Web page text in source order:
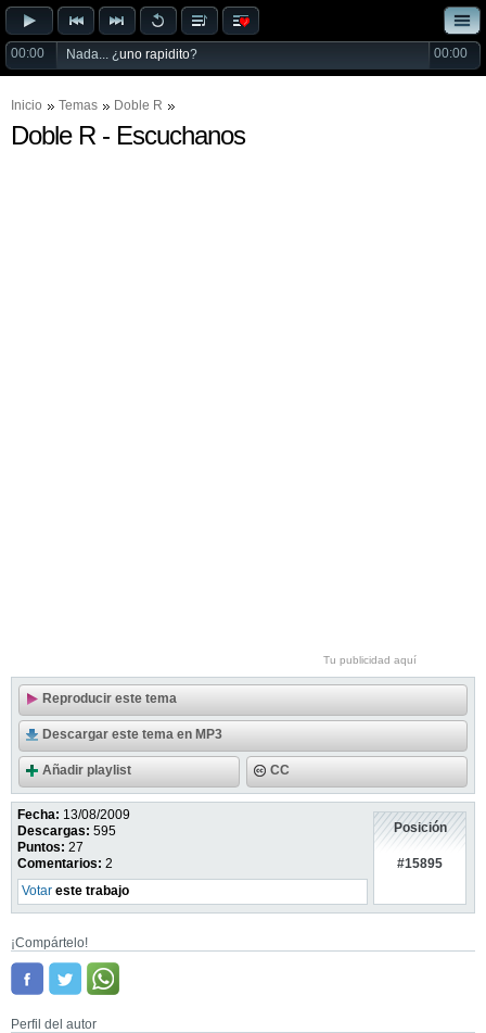
00:00 Nada... ¿uno rapidito? 00:00
Inicio Temas Doble R
Doble R - Escuchanos
Tu publicidad aquí
Reproducir este tema
Descargar este tema en MP3
Añadir playlist CC
Fecha: 13/08/2009
Descargas: 595
Puntos: 27
Comentarios: 2
Votar este trabajo
Posición
#15895
¡Compártelo!
Perfil del autor